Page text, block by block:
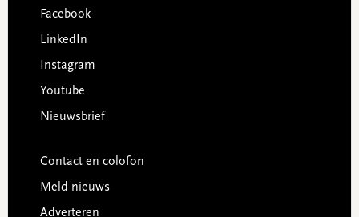
Facebook
LinkedIn
Instagram
Youtube
Nieuwsbrief
Contact en colofon
Meld nieuws
Adverteren